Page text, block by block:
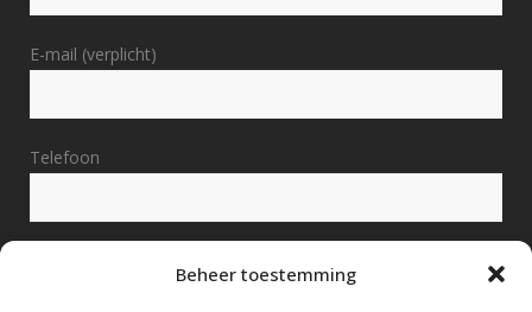
Beheer toestemming
E-mail (verplicht)
Telefoon